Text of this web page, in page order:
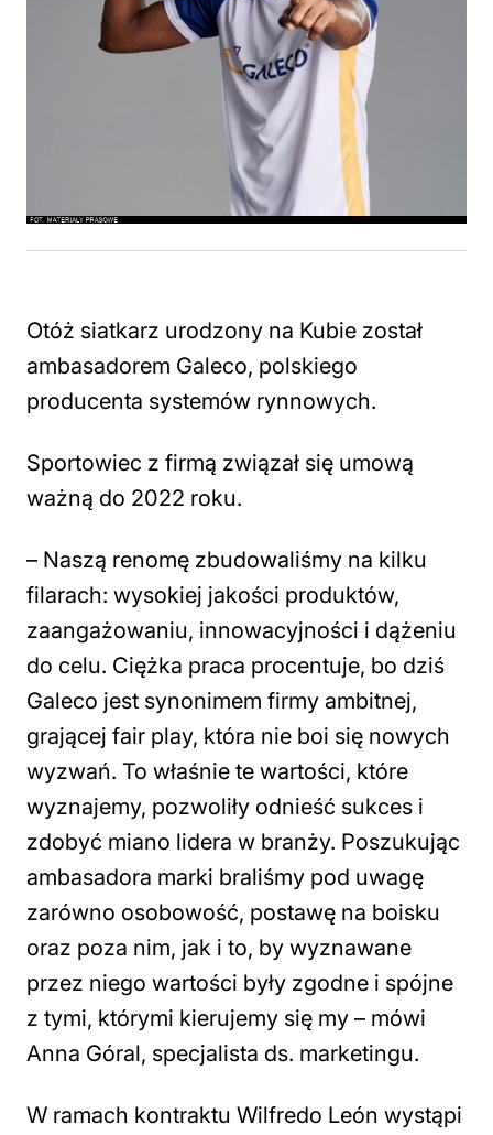
Otóż siatkarz urodzony na Kubie został
ambasadorem Galeco, polskiego
producenta systemów rynnowych.
Sportowiec z firmą związał się umową
ważną do 2022 roku.
– Naszą renomę zbudowaliśmy na kilku
filarach: wysokiej jakości produktów,
zaangażowaniu, innowacyjności i dążeniu
do celu. Ciężka praca procentuje, bo dziś
Galeco jest synonimem firmy ambitnej,
grającej fair play, która nie boi się nowych
wyzwań. To właśnie te wartości, które
wyznajemy, pozwoliły odnieść sukces i
zdobyć miano lidera w branży. Poszukując
ambasadora marki braliśmy pod uwagę
zarówno osobowość, postawę na boisku
oraz poza nim, jak i to, by wyznawane
przez niego wartości były zgodne i spójne
z tymi, którymi kierujemy się my – mówi
Anna Góral, specjalista ds. marketingu.
W ramach kontraktu Wilfredo León wystąpi